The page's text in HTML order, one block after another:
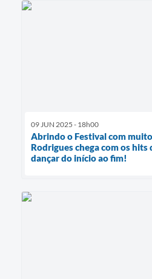
09 JUN 2025 - 18h00
Abrindo o Festival com
Rodrigues chega com os hits
dançar do início ao fim!